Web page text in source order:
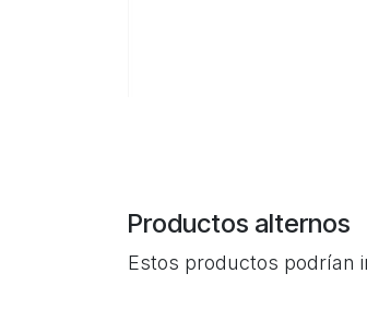
Productos alternos
Estos productos podrían